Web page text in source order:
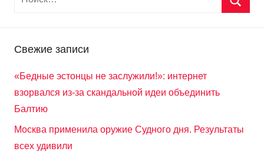
Свежие записи
«Бедные эстонцы не заслужили!»: интернет
взорвался из-за скандальной идеи объединить
Балтию
Москва применила оружие Судного дня. Результаты
всех удивили